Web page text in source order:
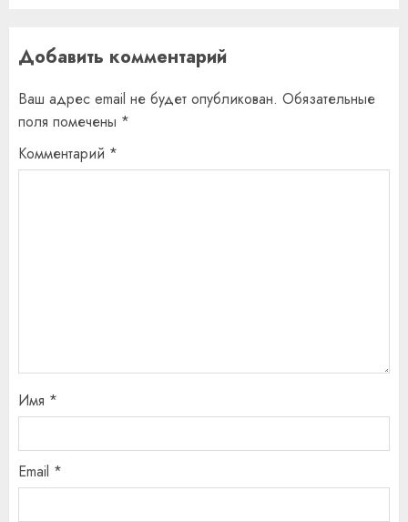
Добавить комментарий
Ваш адрес email не будет опубликован. Обязательные
поля помечены *
Комментарий *
Имя *
Email *